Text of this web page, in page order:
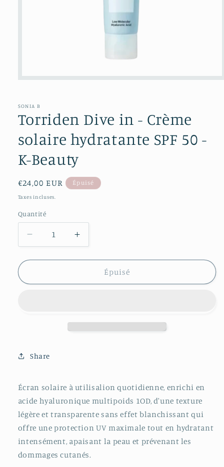
Ouvrir
dans
une
fenêtre
SONIA B
Torriden Dive in - Crème
solaire hydratante SPF 50 -
K-Beauty
Prix
habituel
€24,00 EUR Épuisé
Taxes incluses.
Quantité
Réduire
la
quantité
Torriden
SPF
K-
Beauty
Augmenter
la
quantité
Torriden
K-
Beauty
Épuisé
Share
Écran solaire à utilisalion quotidienne, enrichi en
acide hyaluronique multipoids 1OD, d'une texture
légère et transparente sans effet blanchissant qui
offre une protection UV maximale tout en hydratant
intensément, apaisant la peau et prévenant les
dommages cutanés.